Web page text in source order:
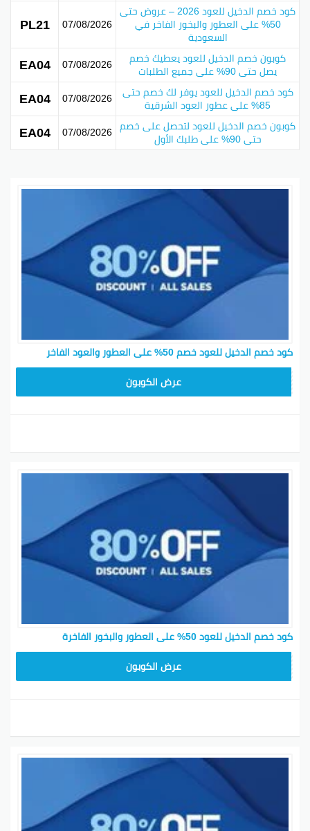
كود خصم الدخيل للعود 2026 – عروض حتى
50% على العطور والبخور الفاخر في
السعودية
07/08/2026
PL21
كوبون خصم الدخيل للعود يعطيك خصم
يصل حتى 90% على جميع الطلبات 07/08/2026
EA04
كود خصم الدخيل للعود يوفر لك خصم حتى
85% على عطور العود الشرقية 07/08/2026
EA04
كوبون خصم الدخيل للعود لتحصل على خصم
حتى 90% على طلبك الأول 07/08/2026
EA04
كود خصم الدخيل للعود خصم 50% على العطور والعود الفاخر
عرض الكوبون
كود خصم الدخيل للعود 50% على العطور والبخور الفاخرة
عرض الكوبون